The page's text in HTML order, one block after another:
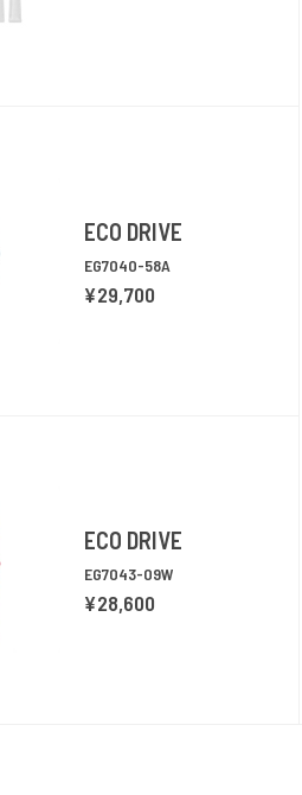
ECO DRIVE
EG7040-58A
¥29,700
ECO DRIVE
EG7043-09W
¥28,600